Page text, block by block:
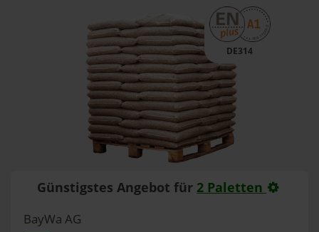
DE314
Günstigstes Angebot für 2 Paletten
BayWa AG